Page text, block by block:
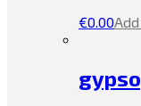
€0.00